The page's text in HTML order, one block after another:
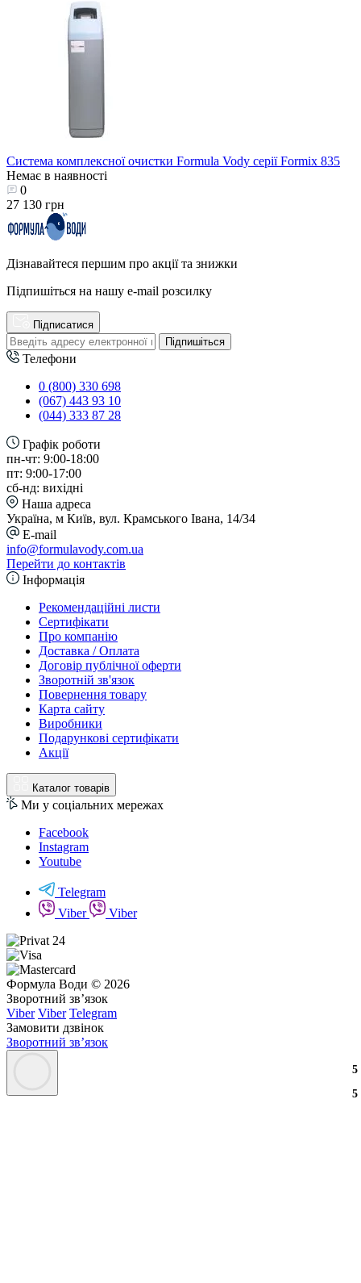
3
3
2
2
3
3
5
5
Система комплексної очистки Formula Vody серії Formix 835
Немає в наявності
0
27 130 грн
Дізнавайтеся першим про акції та знижки
Підпишіться на нашу e-mail розсилку
Підписатися
Підпишіться
Телефони
0 (800) 330 698
(067) 443 93 10
(044) 333 87 28
Графік роботи
пн-чт: 9:00-18:00
пт: 9:00-17:00
сб-нд: вихідні
Наша адреса
Україна, м Київ, вул. Крамського Івана, 14/34
E-mail
info@formulavody.com.ua
Перейти до контактів
Інформація
Рекомендаційні листи
Сертифікати
Про компанію
Доставка / Оплата
Договір публічної оферти
Зворотній зв'язок
Повернення товару
Карта сайту
Виробники
Подарункові сертифікати
Акції
Каталог товарів
Ми у соціальних мережах
Facebook
Instagram
Youtube
Telegram
Viber
Viber
Формула Води © 2026
Зворотний зв’язок
Viber Viber Telegram
Замовити дзвінок
Зворотний зв’язок